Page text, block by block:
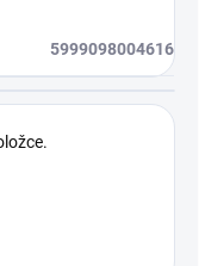
5999098004616